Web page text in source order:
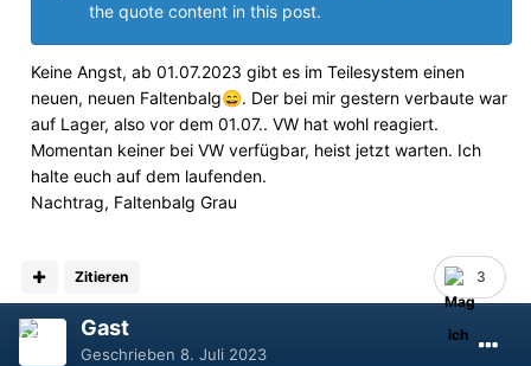
the quote content in this post.
Keine Angst, ab 01.07.2023 gibt es im Teilesystem einen
neuen, neuen Faltenbalg😄. Der bei mir gestern verbaute war
auf Lager, also vor dem 01.07.. VW hat wohl reagiert.
Momentan keiner bei VW verfügbar, heist jetzt warten. Ich
halte euch auf dem laufenden.
Nachtrag, Faltenbalg Grau
3
Zitieren
Gast
Geschrieben 8. Juli 2023